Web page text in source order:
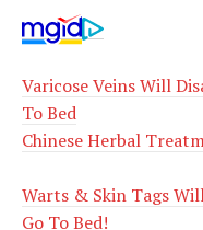
Varicose Veins Will
To Bed
Chinese Herbal
Warts & Skin Tags
Go To Bed!